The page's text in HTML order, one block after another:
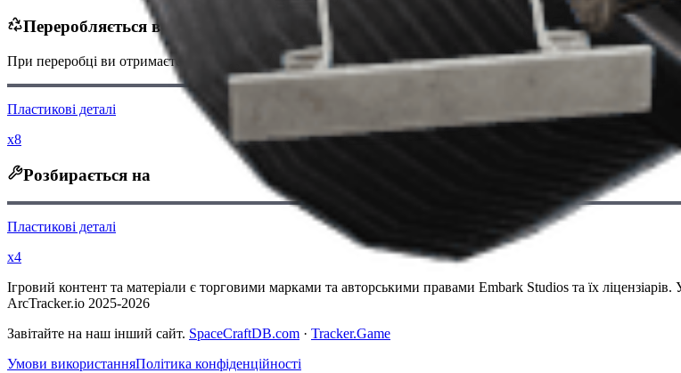
Переробляється в
При переробці ви отримаєте Монет рейдера
Пластикові деталі
x8
Розбирається на
Пластикові деталі
x4
Ігровий контент та матеріали є торговими марками та авторськими правами Embark Studios та їх ліцензіарів.
ArcTracker.io 2025-2026
Завітайте на наш інший сайт. SpaceCraftDB.com · Tracker.Game
Умови використанняПолітика конфіденційності